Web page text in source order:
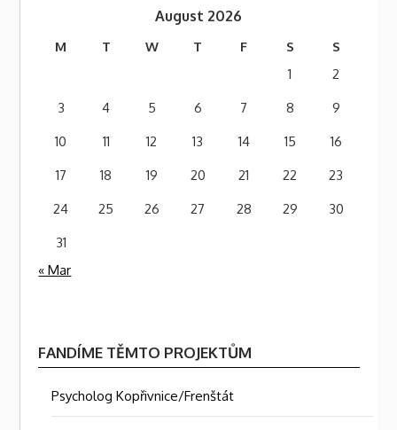
August 2026
M T W T F S
S
1
2
3
4 5 6 7 8
9
10
11 12 13 14 15
16
17
18 19 20 21 22
23
24
25 26 27 28 29
30
31
« Mar
FANDÍME TĚMTO PROJEKTŮM
Psycholog Kopřivnice/Frenštát